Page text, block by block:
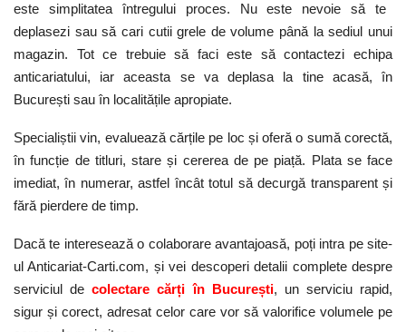
este simplitatea întregului proces. Nu este nevoie să te
deplasezi sau să cari cutii grele de volume până la sediul unui
magazin. Tot ce trebuie să faci este să contactezi echipa
anticariatului, iar aceasta se va deplasa la tine acasă, în
București sau în localitățile apropiate.
Specialiștii vin, evaluează cărțile pe loc și oferă o sumă corectă,
în funcție de titluri, stare și cererea de pe piață. Plata se face
imediat, în numerar, astfel încât totul să decurgă transparent și
fără pierdere de timp.
Dacă te interesează o colaborare avantajoasă, poți intra pe site-
ul Anticariat-Carti.com, și vei descoperi detalii complete despre
serviciul decolectare cărți în București, un serviciu rapid,
sigur și corect, adresat celor care vor să valorifice volumele pe